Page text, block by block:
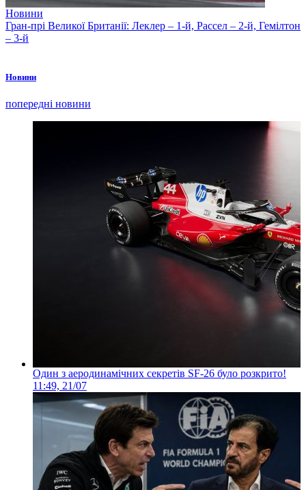
Новини
Гран-прі Великої Британії: Леклер – 1-й, Рассел – 2-й, Гемілтон
– 3-й
Новини
попередні новини
Один з аеродинамічних секретів SF-26 було розкрито!
11:49, 21/07